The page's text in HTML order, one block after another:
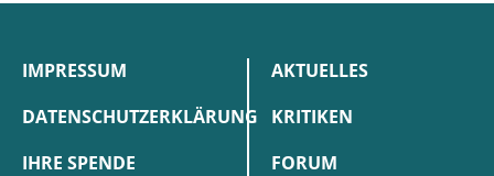
IMPRESSUM
DATENSCHUTZERKLÄRUNG
IHRE SPENDE
AKTUELLES
KRITIKEN
FORUM